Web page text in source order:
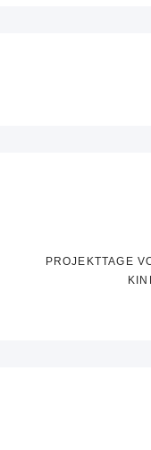
PROJEKTTAGE